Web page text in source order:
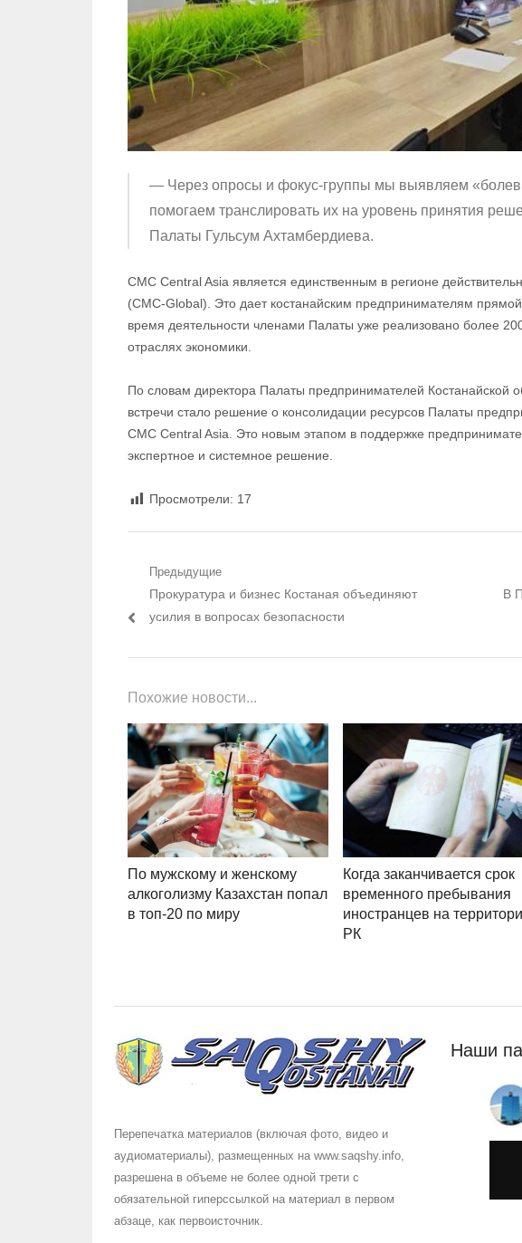
— Через опросы и фокус-группы мы выявляем
помогаем транслировать их на уровень принятия
Палаты Гульсум Ахтамбердиева.
CMC Central Asia является единственным в регионе
(CMC-Global). Это дает костанайским предпринимателям прямой
время деятельности членами Палаты уже реализовано более
отраслях экономики.
По словам директора Палаты предпринимателей Костанайской
встречи стало решение о консолидации ресурсов Палаты
CMC Central Asia. Это новым этапом в поддержке
экспертное и системное решение.
Просмотрели: 17
Навигация по записям
Предыдущие
Предыдущий пост:
Прокуратура и бизнес Костаная объединяют
усилия в вопросах безопасности
В
Похожие новости...
По мужскому и женскому
алкоголизму Казахстан попал
в топ-20 по миру
Когда заканчивается срок
временного пребывания
иностранцев на
РК
Перепечатка материалов (включая фото, видео и
аудиоматериалы), размещенных на www.saqshy.info,
разрешена в объеме не более одной трети с
обязательной гиперссылкой на материал в первом
абзаце, как первоисточник.
Наши